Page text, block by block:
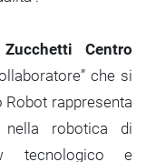
Centro
che si
Robot rappresenta
nella robotica di
tecnologico e